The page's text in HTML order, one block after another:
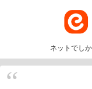
ネットでし